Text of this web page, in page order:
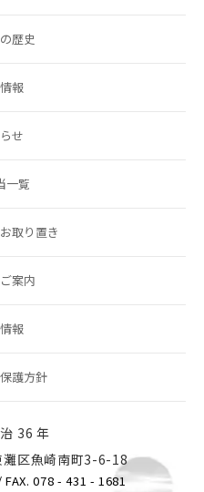
歴史
報
せ
一覧
取り置き
案内
報
護方針
36 年
区魚崎南町3-6-18
FAX. 078 - 431 - 1681